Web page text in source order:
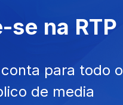
se na RTP
para todo o
de media